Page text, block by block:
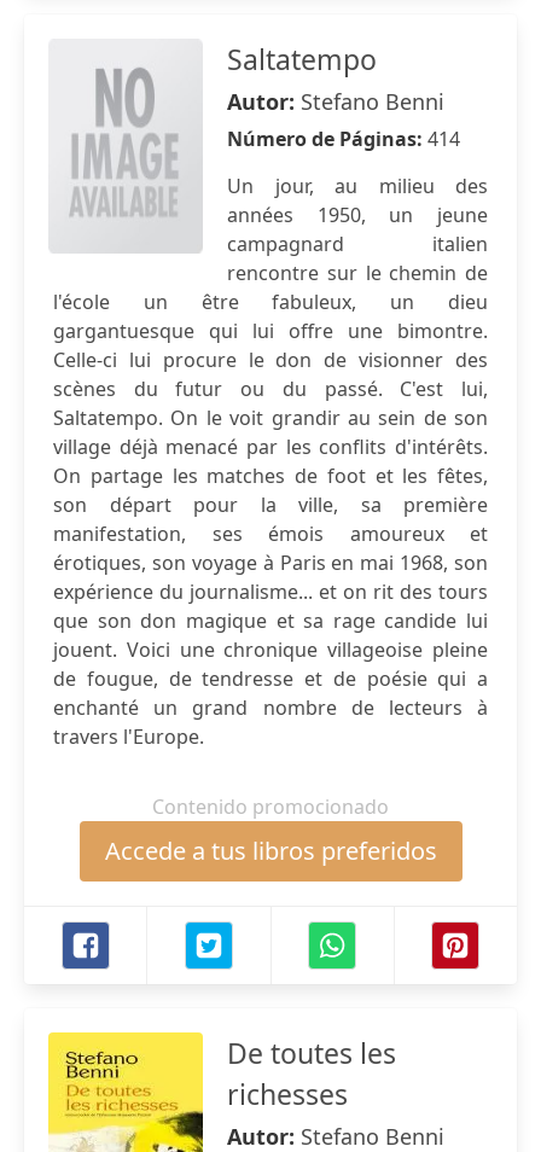
Saltatempo
Autor: Stefano Benni
Número de Páginas: 414
Un jour, au milieu des
années 1950, un jeune
campagnard italien
rencontre sur le chemin de
l'école un être fabuleux, un dieu
gargantuesque qui lui offre une bimontre.
Celle-ci lui procure le don de visionner des
scènes du futur ou du passé. C'est lui,
Saltatempo. On le voit grandir au sein de son
village déjà menacé par les conflits d'intérêts.
On partage les matches de foot et les fêtes,
son départ pour la ville, sa première
manifestation, ses émois amoureux et
érotiques, son voyage à Paris en mai 1968, son
expérience du journalisme... et on rit des tours
que son don magique et sa rage candide lui
jouent. Voici une chronique villageoise pleine
de fougue, de tendresse et de poésie qui a
enchanté un grand nombre de lecteurs à
travers l'Europe.
Contenido promocionado
Accede a tus libros preferidos
De toutes les
richesses
Autor: Stefano Benni